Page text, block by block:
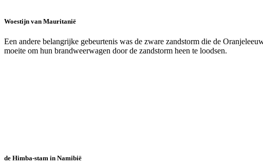
Woestijn van Mauritanië
Een andere belangrijke gebeurtenis was de zware zandstorm die de
moeite om hun brandweerwagen door de zandstorm heen te loodsen.
de Himba-stam in Namibië